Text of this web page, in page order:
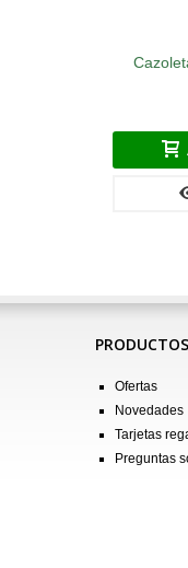
PRODUCTOS
Ofertas
Novedades
Tarjetas
Preguntas